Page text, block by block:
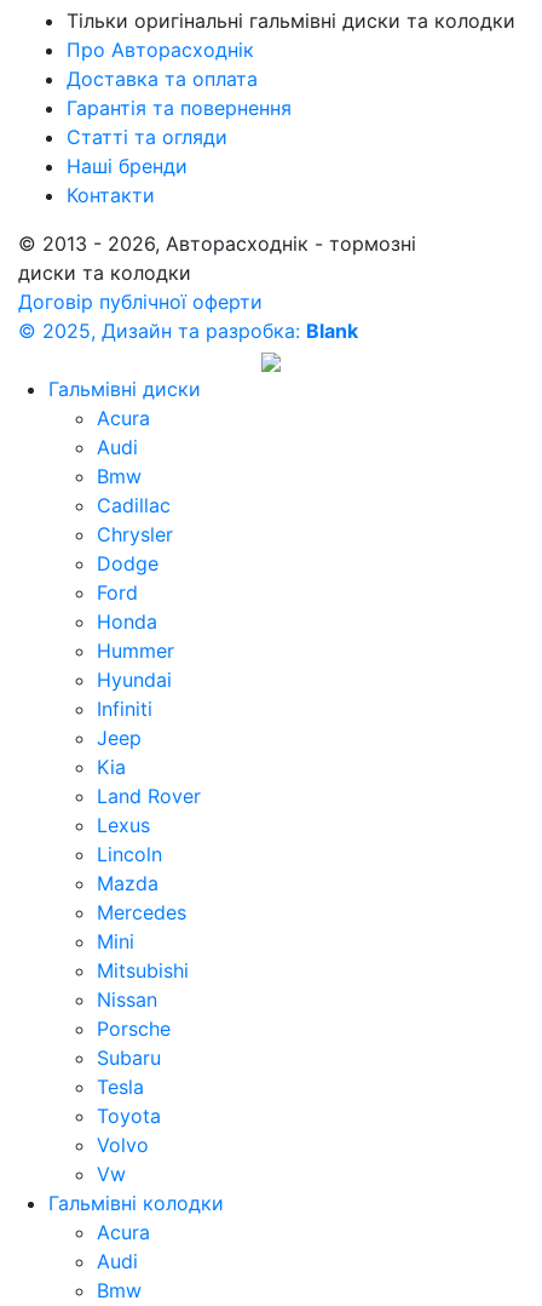
Тільки оригінальні гальмівні диски та колодки
Про Авторасходнік
Доставка та оплата
Гарантія та повернення
Статті та огляди
Наші бренди
Контакти
© 2013 - 2026, Авторасходнік - тормозні
диски та колодки
Договір публічної оферти
© 2025, Дизайн та разробка: Blank
Гальмівні диски
Acura
Audi
Bmw
Cadillac
Chrysler
Dodge
Ford
Honda
Hummer
Hyundai
Infiniti
Jeep
Kia
Land Rover
Lexus
Lincoln
Mazda
Mercedes
Mini
Mitsubishi
Nissan
Porsche
Subaru
Tesla
Toyota
Volvo
Vw
Гальмівні колодки
Acura
Audi
Bmw